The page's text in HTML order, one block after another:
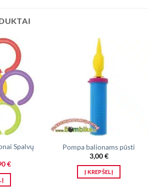
Spalvų
€.
€Current
Pompa balionams pūsti
3,00€
Į KREPŠELĮ